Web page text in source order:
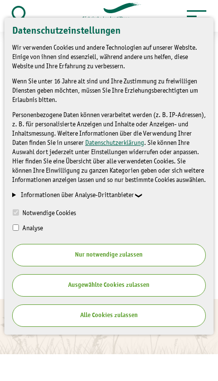
Datenschutzeinstellungen
Wir verwenden Cookies und andere Technologien auf unserer Website.
Einige von ihnen sind essenziell, während andere uns helfen, diese
Website und Ihre Erfahrung zu verbessern.
Wenn Sie unter 16 Jahre alt sind und Ihre Zustimmung zu freiwilligen
Diensten geben möchten, müssen Sie Ihre Erziehungsberechtigten um
Erlaubnis bitten.
Personenbezogene Daten können verarbeitet werden (z. B. IP-Adressen),
z. B. für personalisierte Anzeigen und Inhalte oder Anzeigen- und
Inhaltsmessung. Weitere Informationen über die Verwendung Ihrer
Daten finden Sie in unserer Datenschutzerklärung. Sie können Ihre
Auswahl dort jederzeit unter Einstellungen widerrufen oder anpassen.
Hier finden Sie eine Übersicht über alle verwendeten Cookies. Sie
können Ihre Einwilligung zu ganzen Kategorien geben oder sich weitere
Informationen anzeigen lassen und so nur bestimmte Cookies auswählen.
Informationen über Analyse-Drittanbieter
Notwendige Cookies
Analyse
Nur notwendige zulassen
Ausgewählte Cookies zulassen
Alle Cookies zulassen
Zum
Inhalt
springen
Suche
öffnen
Outdoor-Erste Hilfe - fällt
leider aus
Fortbildung für JuNa-
Akteure(B 24/26_2)